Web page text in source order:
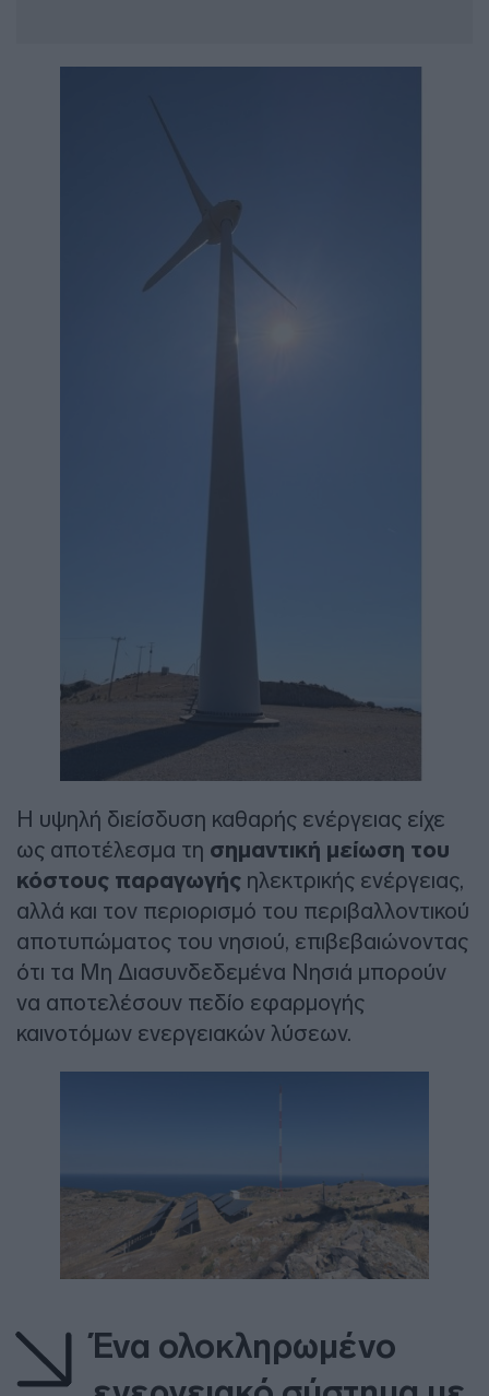
Η υψηλή διείσδυση καθαρής ενέργειας είχε
ως αποτέλεσμα τη σημαντική μείωση του
κόστους παραγωγής ηλεκτρικής ενέργειας,
αλλά και τον περιορισμό του περιβαλλοντικού
αποτυπώματος του νησιού, επιβεβαιώνοντας
ότι τα Μη Διασυνδεδεμένα Νησιά μπορούν
να αποτελέσουν πεδίο εφαρμογής
καινοτόμων ενεργειακών λύσεων.
Ένα ολοκληρωμένο